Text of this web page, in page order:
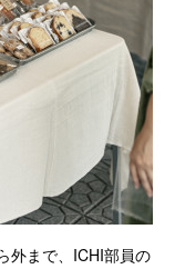
外まで、ICHI部員の